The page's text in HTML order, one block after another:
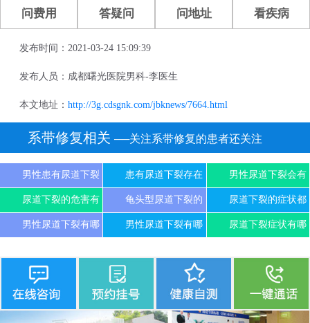
问费用 答疑问 问地址 看疾病
发布时间：2021-03-24 15:09:39
发布人员：成都曙光医院男科-李医生
本文地址： http://3g.cdsgnk.com/jbknews/7664.html
系带修复相关 ──关注系带修复的患者还关注
男性患有尿道下裂 患有尿道下裂存在 男性尿道下裂会有
尿道下裂的危害有 龟头型尿道下裂的 尿道下裂的症状都
男性尿道下裂有哪 男性尿道下裂有哪 尿道下裂症状有哪